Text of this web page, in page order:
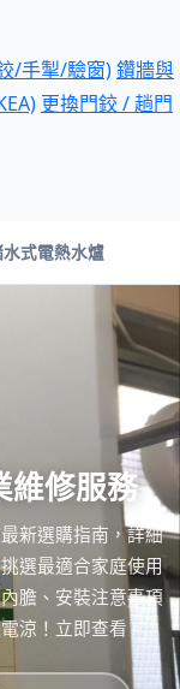
/手掣/驗窗)鑽牆與
更換門鉸 / 趟門
式電熱水爐
修服務
新選購指南，詳細
選最適合家庭使用
膽、安裝注意事項
涼！立即查看。